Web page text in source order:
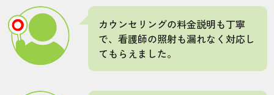
カウンセリングの料金説明も丁寧
で、看護師の照射も漏れなく対応し
てもらえました。